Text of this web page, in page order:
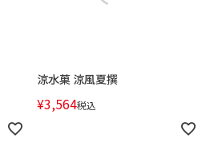
涼水菓 涼風夏撰
¥3,564税込